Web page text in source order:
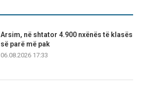
Arsim, në shtator 4.900 nxënës të klasës
së parë më pak
06.08.2026 17:33